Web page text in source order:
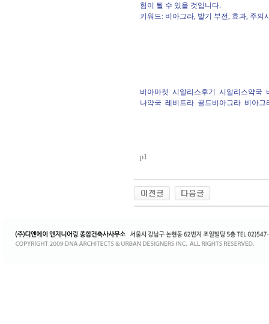
험이 될 수 있을 것입니다.
키워드: 비아그라, 발기 부전, 효과, 주의
비아마켓 시알리스후기 시알리스약국
나약국 레비트라 골드비아그라 비아그
p1